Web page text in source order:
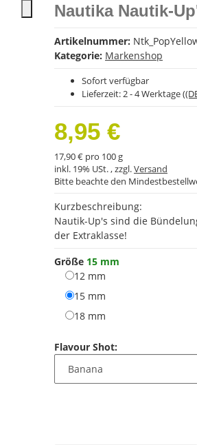
Nautika Nautik-
Artikelnummer:
Kategorie: Markenshop
Sofort verfügbar
Lieferzeit: 2 - 4 Werktage
8,95 €
17,90 € pro 100 g
inkl. 19% USt. , zzgl.Versand
Bitte beachte den
Kurzbeschreibung:
Nautik-Up's sind die
der Extraklasse!
Größe 15 mm
12 mm
15 mm
18 mm
Flavour Shot: